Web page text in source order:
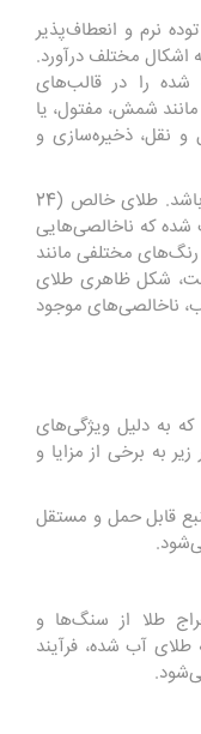
نرم و انعطاف‌پذیر
اشکال مختلف درآورد.
شده را در قالب‌های
شمش، مفتول، یا
و نقل، ذخیره‌سازی و
رنگ طلای آب شده نیز می‌تواند متفاوت باشد. طلای خالص (24
شده که ناخالصی‌هایی
رنگ‌های مختلفی مانند
شکل ظاهری طلای
ناخالصی‌های موجود
به دلیل ویژگی‌های
به برخی از مزایا و
قابل حمل و مستقل
طلا از سنگ‌ها و
طلای آب شده، فرآیند